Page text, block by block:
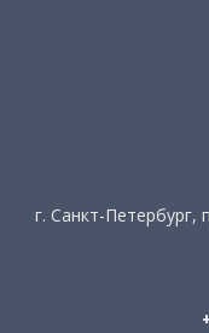
г. Санкт-Петербург,